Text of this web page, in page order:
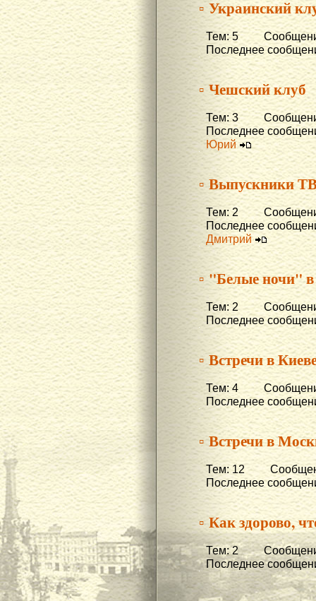
▫ Украинский
Тем: 5
Последнее
▫ Чешский клуб
Тем: 3
Последнее
Юрий
▫ Выпускники
Тем: 2
Последнее
Дмитрий
▫ "Белые ночи"
Тем: 2
Последнее
▫ Встречи в
Тем: 4
Последнее
▫ Встречи в
Тем: 12
Последнее
▫ Как здорово,
Тем: 2
Последнее